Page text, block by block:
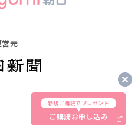
新規ご購読でプレゼント
ご購読お申し込み
営元
All rights reserved.
permission.